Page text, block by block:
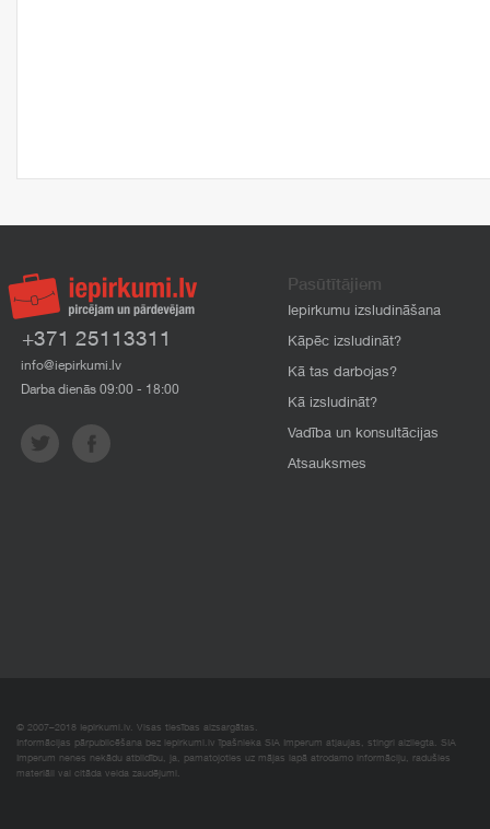
+371 25113311
info@iepirkumi.lv
Darba dienās 09:00 - 18:00
Pasūtītājiem
Iepirkumu izsludināšana
Kāpēc izsludināt?
Kā tas darbojas?
Kā izsludināt?
Vadība un konsultācijas
Atsauksmes
© 2007–2018 Iepirkumi.lv. Visas tiesības aizsargātas.
Informācijas pārpublicēšana bez iepirkumi.lv īpašnieka SIA Imperum atļaujas, stingri aizliegta. SIA
Imperum nenes nekādu atbildību, ja, pamatojoties uz mājas lapā atrodamo informāciju, radušies
materiāli vai citāda veida zaudējumi.